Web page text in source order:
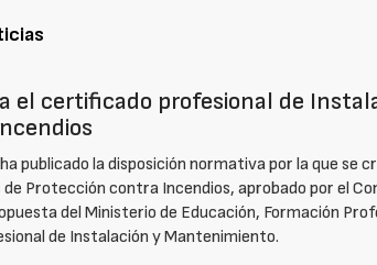
el certificado profesional de
publicado la disposición normativa por la que se
Protección contra Incendios, aprobado por el
del Ministerio de Educación, Formación
de Instalación y Mantenimiento.